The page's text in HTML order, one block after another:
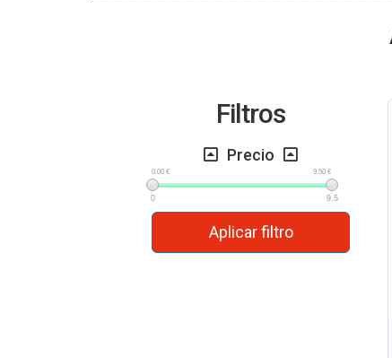
Filtros
Precio
0.00 € 9.50 €
0 9.5